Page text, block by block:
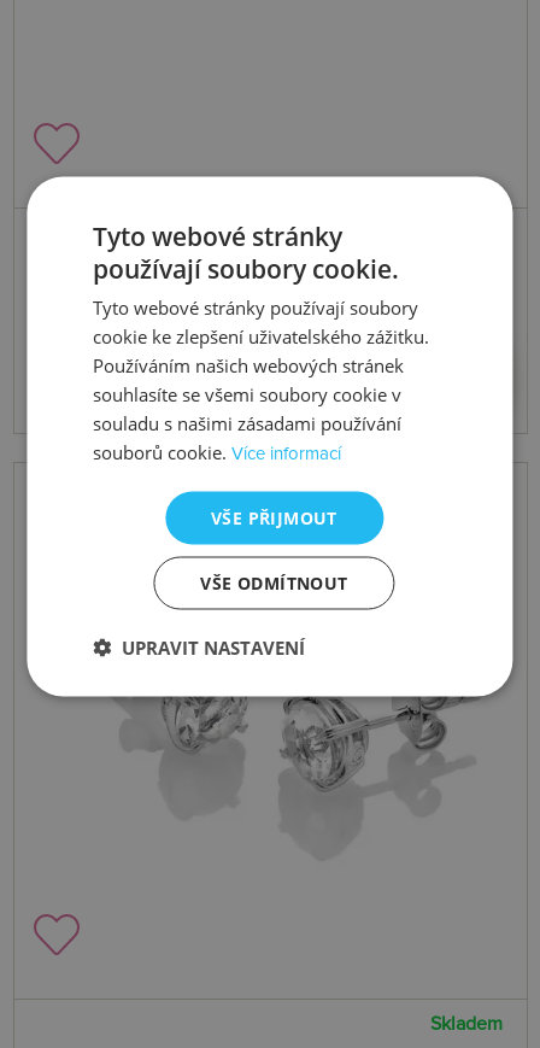
Stříbrný náhrdelník Tender DN147
2659 Kč Koupit
Skladem
Tyto webové stránky
používají soubory cookie.
Tyto webové stránky používají soubory
cookie ke zlepšení uživatelského zážitku.
Používáním našich webových stránek
souhlasíte se všemi soubory cookie v
souladu s našimi zásadami používání
souborů cookie.Více informací
VŠE PŘIJMOUT
VŠE ODMÍTNOUT
UPRAVIT NASTAVENÍ